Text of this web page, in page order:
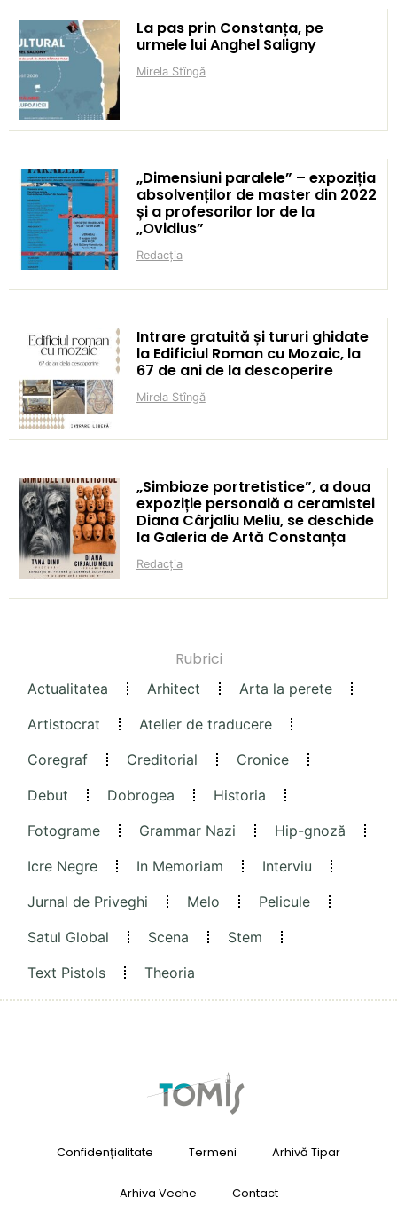
La pas prin Constanța, pe
urmele lui Anghel Saligny
Mirela Stîngă
„Dimensiuni paralele” – expoziția
absolvenților de master din 2022
și a profesorilor lor de la
„Ovidius”
Redacția
Intrare gratuită și tururi ghidate
la Edificiul Roman cu Mozaic, la
67 de ani de la descoperire
Mirela Stîngă
„Simbioze portretistice”, a doua
expoziție personală a ceramistei
Diana Cârjaliu Meliu, se deschide
la Galeria de Artă Constanța
Redacția
Rubrici
Actualitatea Arhitect
Arta la perete
Artistocrat
Atelier de traducere
Coregraf
Creditorial
Cronice
Debut
Dobrogea
Historia
Fotograme
Grammar Nazi
Hip-gnoză
Icre Negre
In Memoriam
Interviu
Jurnal de Priveghi
Melo
Pelicule
Satul Global
Scena
Stem
Text Pistols
Theoria
Confidențialitate Termeni Arhivă Tipar
Arhiva Veche Contact